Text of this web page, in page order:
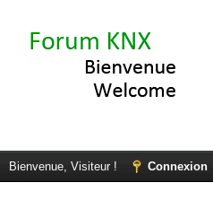
Bienvenue, Visiteur ! Connexion